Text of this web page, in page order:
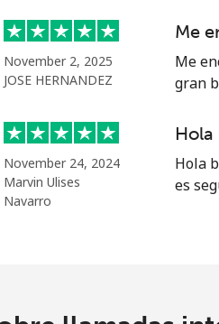
Iniciar Sesión
Continuar con
November 2, 2025
JOSE HERNANDEZ
Me
Me
gran
November 24, 2024
Marvin Ulises
Navarro
Hola
es